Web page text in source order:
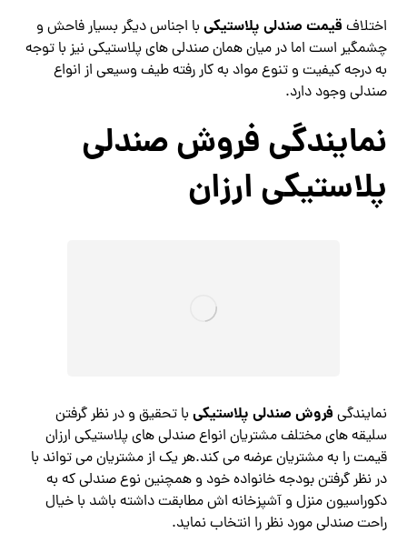
اختلاف قیمت صندلی پلاستیکی با اجناس دیگر بسیار فاحش و
چشمگیر است اما در میان همان صندلی های پلاستیکی نیز با توجه
به درجه کیفیت و تنوع مواد به کار رفته طیف وسیعی از انواع
صندلی وجود دارد.
نمایندگی فروش صندلی
پلاستیکی ارزان
نمایندگی فروش صندلی پلاستیکی با تحقیق و در نظر گرفتن
سلیقه های مختلف مشتریان انواع صندلی های پلاستیکی ارزان
قیمت را به مشتریان عرضه می کند.هر یک از مشتریان می تواند با
در نظر گرفتن بودجه خانواده خود و همچنین نوع صندلی که به
دکوراسیون منزل و آشپزخانه اش مطابقت داشته باشد با خیال
راحت صندلی مورد نظر را انتخاب نماید.